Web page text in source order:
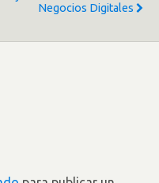
Negocios Digitales